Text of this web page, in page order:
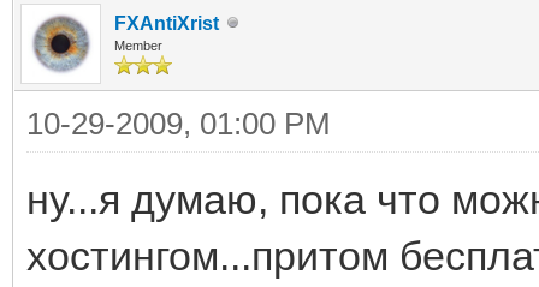
FXAntiXrist
Member
10-29-2009, 01:00 PM
ну...я думаю, пока что
хостингом...притом